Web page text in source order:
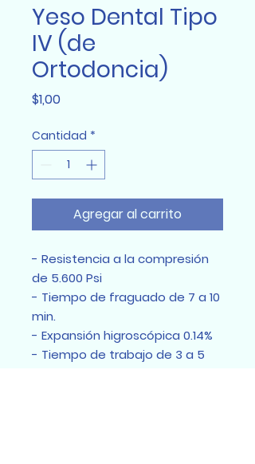
Yeso Dental Tipo
IV (de
Ortodoncia)
$1,00Precio
Cantidad *
Agregar al carrito
- Resistencia a la compresión
de 5.600 Psi
- Tiempo de fraguado de 7 a 10
min.
- Expansión higroscópica 0.14%
- Tiempo de trabajo de 3 a 5